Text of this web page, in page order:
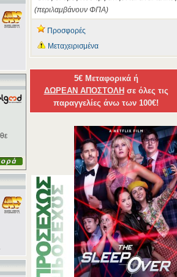
(περιλαμβάνουν ΦΠΑ)
Προσφορές
Μεταχειρισμένα
5€ Μεταφορικά ή
ΔΩΡΕΑΝ ΑΠΟΣΤΟΛΗ σε όλες τις
παραγγελίες άνω των 100€!